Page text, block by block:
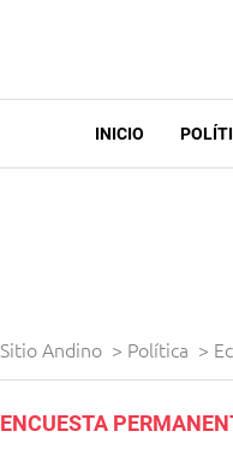
INICIO
Sitio Andino > Política >
ENCUESTA